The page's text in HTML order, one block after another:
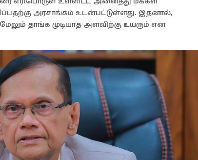
அரசாங்கம் உடன்பட்டுள்ளது. இதனால்,
தாங்க முடியாத அளவிற்கு உயரும் என